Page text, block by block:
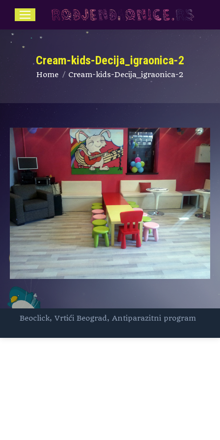
Cream-kids-Decija_igraonica-2
You are here:
Home Cream-kids-Decija_igraonica-2
Beoclick, Vrtići Beograd, Antiparazitni program